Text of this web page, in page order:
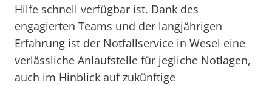
Hilfe schnell verfügbar ist. Dank des
engagierten Teams und der langjährigen
Erfahrung ist der Notfallservice in Wesel eine
verlässliche Anlaufstelle für jegliche Notlagen,
auch im Hinblick auf zukünftige